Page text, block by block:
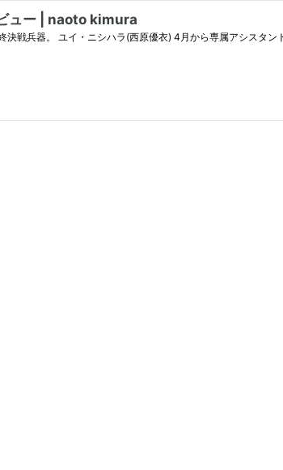
ビュー | naoto kimura
兵器。 ユイ・ニシハラ(西原優衣) 4月から専属アシスタン